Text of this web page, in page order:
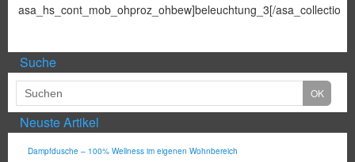
asa_hs_cont_mob_ohproz_ohbew]beleuchtung_3[/asa_collection]
Suche
Neuste Artikel
Dampfdusche – 100% Wellness im eigenen Wohnbereich